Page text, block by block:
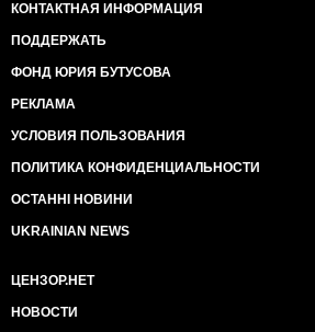
КОНТАКТНАЯ ИНФОРМАЦИЯ
ПОДДЕРЖАТЬ
ФОНД ЮРИЯ БУТУСОВА
РЕКЛАМА
УСЛОВИЯ ПОЛЬЗОВАНИЯ
ПОЛИТИКА КОНФИДЕНЦИАЛЬНОСТИ
ОСТАННІ НОВИНИ
UKRAINIAN NEWS
ЦЕНЗОР.НЕТ
НОВОСТИ